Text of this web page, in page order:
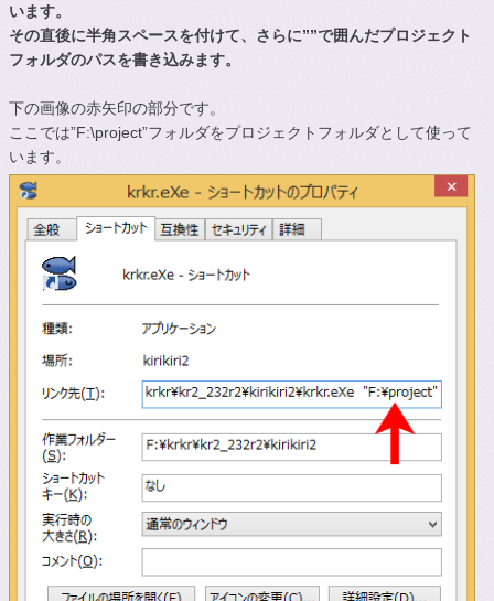
います。
その直後に半角スペースを付けて、さらに””で囲んだプロジェクト
フォルダのパスを書き込みます。
下の画像の赤矢印の部分です。
ここでは”F:\project”フォルダをプロジェクトフォルダとして使って
います。